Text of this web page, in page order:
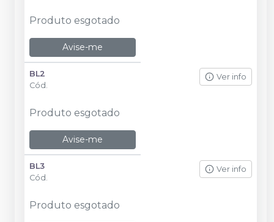
Produto esgotado
Avise-me
BL2
Cód.
Ver info
Produto esgotado
Avise-me
BL3
Cód.
Ver info
Produto esgotado